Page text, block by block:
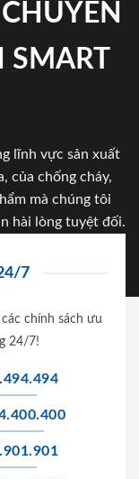
lĩnh vực sản xuất
của chống cháy,
mà chúng tôi
hài lòng tuyệt đối.
7
chính sách ưu
24/7!